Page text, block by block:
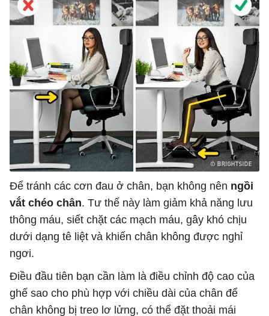
Để tránh các cơn đau ở chân, bạn không nên ngồi
vắt chéo chân. Tư thế này làm giảm khả năng lưu
thông máu, siết chặt các mạch máu, gây khó chịu
dưới dạng tê liệt và khiến chân không được nghỉ
ngơi.
Điều đầu tiên bạn cần làm là điều chỉnh độ cao của
ghế sao cho phù hợp với chiều dài của chân để
chân không bị treo lơ lửng, có thể đặt thoải mái